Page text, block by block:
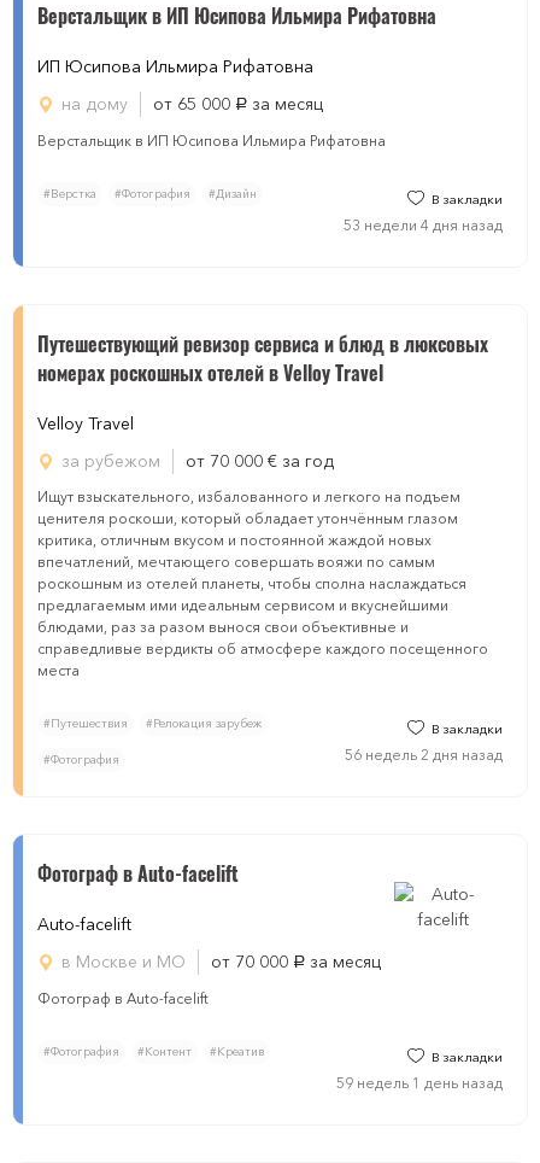
Верстальщик в ИП Юсипова Ильмира Рифатовна
ИП Юсипова Ильмира Рифатовна
на дому
от 65 000 руб. за месяц
Верстальщик в ИП Юсипова Ильмира Рифатовна
#Верстка #Фотография #Дизайн В закладки
53 недели 4 дня назад
Путешествующий ревизор сервиса и блюд в люксовых
номерах роскошных отелей в Velloy Travel
Velloy Travel
за рубежом
от 70 000 € за год
Ищут взыскательного, избалованного и легкого на подъем
ценителя роскоши, который обладает утончённым глазом
критика, отличным вкусом и постоянной жаждой новых
впечатлений, мечтающего совершать вояжи по самым
роскошным из отелей планеты, чтобы сполна наслаждаться
предлагаемым ими идеальным сервисом и вкуснейшими
блюдами, раз за разом вынося свои объективные и
справедливые вердикты об атмосфере каждого посещенного
места
#Путешествия #Релокация зарубеж
#Фотография
В закладки
56 недель 2 дня назад
Фотограф в Auto-facelift
Auto-facelift
в Москве и МО
от 70 000 руб. за месяц
Фотограф в Auto-facelift
#Фотография #Контент #Креатив В закладки
59 недель 1 день назад